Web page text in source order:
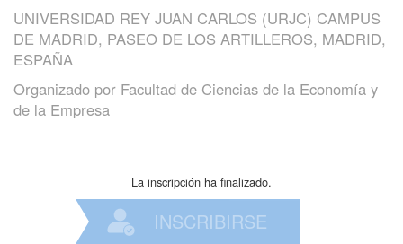
UNIVERSIDAD REY JUAN CARLOS (URJC) CAMPUS
DE MADRID, PASEO DE LOS ARTILLEROS, MADRID,
ESPAÑA
Organizado por Facultad de Ciencias de la Economía y
de la Empresa
La inscripción ha finalizado.
INSCRIBIRSE